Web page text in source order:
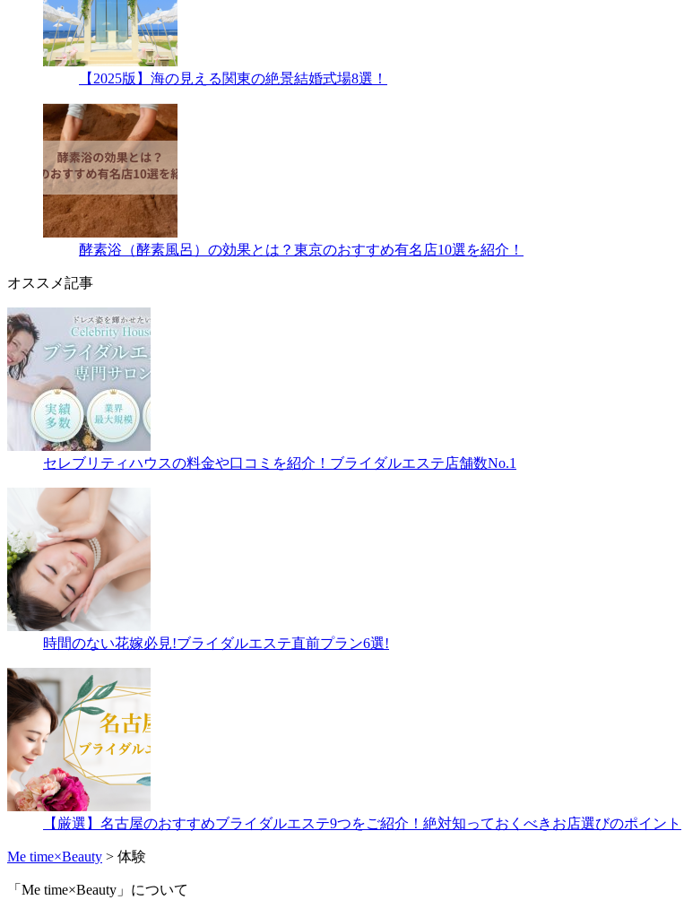
【2025版】海の見える関東の絶景結婚式場8選！
酵素浴（酵素風呂）の効果とは？東京のおすすめ有名店10選を紹介！
オススメ記事
セレブリティハウスの料金や口コミを紹介！ブライダルエステ店舗数No.1
時間のない花嫁必見!ブライダルエステ直前プラン6選!
【厳選】名古屋のおすすめブライダルエステ9つをご紹介！絶対知っておくべきお店選びのポイント
Me time×Beauty > 体験
「Me time×Beauty」について